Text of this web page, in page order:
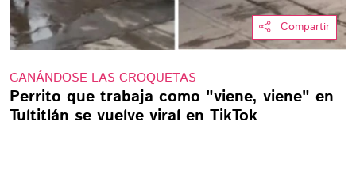
Compartir
GANÁNDOSE LAS CROQUETAS
Perrito que trabaja como "viene, viene" en
Tultitlán se vuelve viral en TikTok